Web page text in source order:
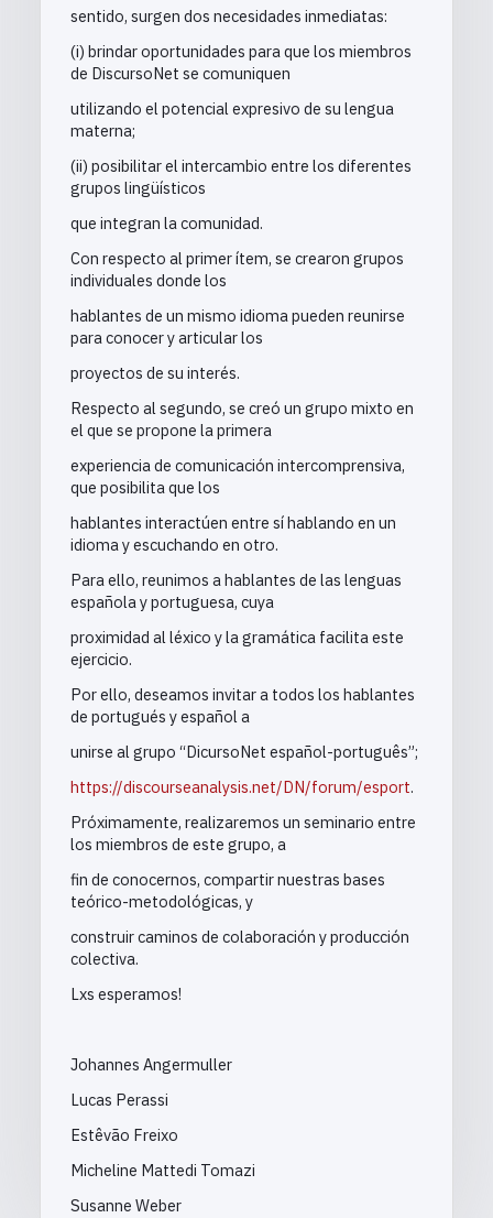
sentido, surgen dos necesidades inmediatas:
(i) brindar oportunidades para que los miembros
de DiscursoNet se comuniquen
utilizando el potencial expresivo de su lengua
materna;
(ii) posibilitar el intercambio entre los diferentes
grupos lingüísticos
que integran la comunidad.
Con respecto al primer ítem, se crearon grupos
individuales donde los
hablantes de un mismo idioma pueden reunirse
para conocer y articular los
proyectos de su interés.
Respecto al segundo, se creó un grupo mixto en
el que se propone la primera
experiencia de comunicación intercomprensiva,
que posibilita que los
hablantes interactúen entre sí hablando en un
idioma y escuchando en otro.
Para ello, reunimos a hablantes de las lenguas
española y portuguesa, cuya
proximidad al léxico y la gramática facilita este
ejercicio.
Por ello, deseamos invitar a todos los hablantes
de portugués y español a
unirse al grupo “DicursoNet español-português”;
https://discourseanalysis.net/DN/forum/esport.
Próximamente, realizaremos un seminario entre
los miembros de este grupo, a
fin de conocernos, compartir nuestras bases
teórico-metodológicas, y
construir caminos de colaboración y producción
colectiva.
Lxs esperamos!
Johannes Angermuller
Lucas Perassi
Estêvão Freixo
Micheline Mattedi Tomazi
Susanne Weber